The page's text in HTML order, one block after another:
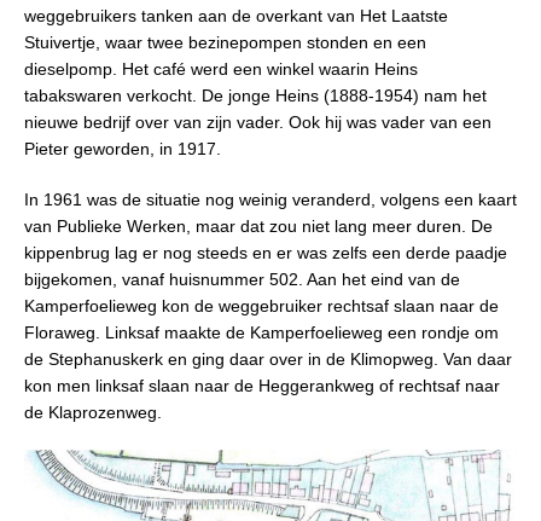
weggebruikers tanken aan de overkant van Het Laatste
Stuivertje, waar twee bezinepompen stonden en een
dieselpomp. Het café werd een winkel waarin Heins
tabakswaren verkocht. De jonge Heins (1888-1954) nam het
nieuwe bedrijf over van zijn vader. Ook hij was vader van een
Pieter geworden, in 1917.
In 1961 was de situatie nog weinig veranderd, volgens een kaart
van Publieke Werken, maar dat zou niet lang meer duren. De
kippenbrug lag er nog steeds en er was zelfs een derde paadje
bijgekomen, vanaf huisnummer 502. Aan het eind van de
Kamperfoelieweg kon de weggebruiker rechtsaf slaan naar de
Floraweg. Linksaf maakte de Kamperfoelieweg een rondje om
de Stephanuskerk en ging daar over in de Klimopweg. Van daar
kon men linksaf slaan naar de Heggerankweg of rechtsaf naar
de Klaprozenweg.